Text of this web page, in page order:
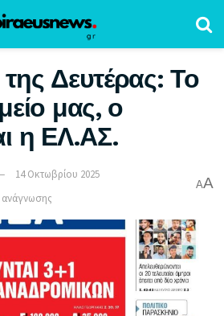
Δευτέρας: Το
μας, ο
η ΕΛ.ΑΣ.
14 Οκτωβρίου 2025
AA